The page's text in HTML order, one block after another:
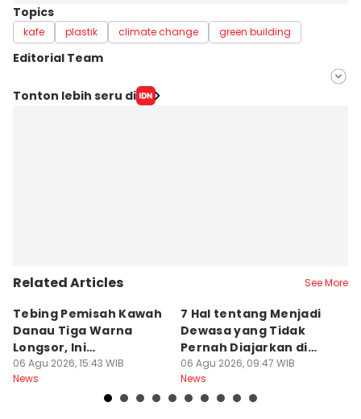
Topics
kafe plastik climate change green building
Editorial Team
Editor
Tonton lebih seru di
Related Articles See More
Tebing Pemisah Kawah
Danau Tiga Warna
Longsor, Ini
Penyebabnya!
06 Agu 2026, 15:43 WIB
News
7 Hal tentang Menjadi
Dewasa yang Tidak
Pernah Diajarkan di
Sekolah
06 Agu 2026, 09:47 WIB
News